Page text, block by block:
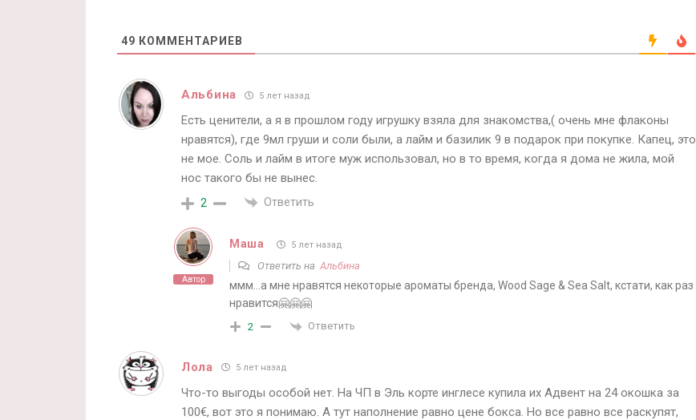
49 КОММЕНТАРИЕВ
Альбина 5 лет назад
Есть ценители, а я в прошлом году игрушку взяла для знакомства,( очень мне флаконы
нравятся), где 9мл груши и соли были, а лайм и базилик 9 в подарок при покупке. Капец, это
не мое. Соль и лайм в итоге муж использовал, но в то время, когда я дома не жила, мой
нос такого бы не вынес.
2 Ответить
Автор
Маша 5 лет назад
Ответить наАльбина
ммм…а мне нравятся некоторые ароматы бренда, Wood Sage & Sea Salt, кстати, как раз
нравится🤗🤗🤗
2 Ответить
Лола 5 лет назад
Что-то выгоды особой нет. На ЧП в Эль корте инглесе купила их Адвент на 24 окошка за
100€, вот это я понимаю. А тут наполнение равно цене бокса. Но все равно все раскупят,